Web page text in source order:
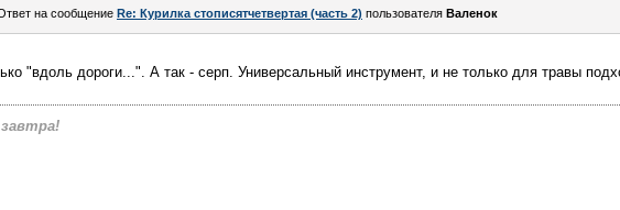
на сообщение Re: Курилка стописятчетвертая (часть 2) пользователя Валенок
"вдоль дороги...". А так - серп. Универсальный инструмент, и не только для травы